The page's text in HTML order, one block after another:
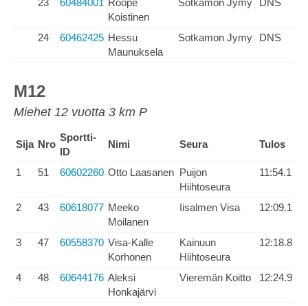
23 60484001 Roope
Koistinen
Sotkamon Jymy DNS
24 60462425 Hessu
Maunuksela
Sotkamon Jymy DNS
M12
Miehet 12 vuotta 3 km P
Sija Nro
Sportti-
ID
Nimi Seura Tulos
1 51 60602260 Otto Laasanen Puijon
Hiihtoseura
11:54.1
2 43 60618077 Meeko
Moilanen
Iisalmen Visa 12:09.1
3 47 60558370 Visa-Kalle
Korhonen
Kainuun
Hiihtoseura
12:18.8
4 48 60644176 Aleksi
Honkajärvi
Vieremän Koitto 12:24.9